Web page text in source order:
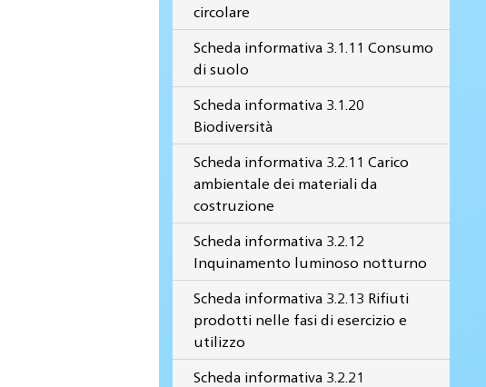
circolare
Scheda informativa 3.1.11 Consumo
di suolo
Scheda informativa 3.1.20
Biodiversità
Scheda informativa 3.2.11 Carico
ambientale dei materiali da
costruzione
Scheda informativa 3.2.12
Inquinamento luminoso notturno
Scheda informativa 3.2.13 Rifiuti
prodotti nelle fasi di esercizio e
utilizzo
Scheda informativa 3.2.21